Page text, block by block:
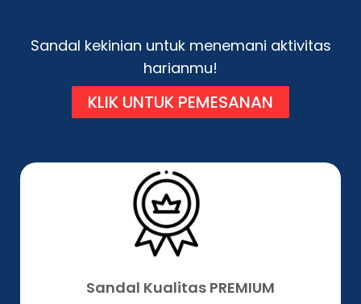
Sandal kekinian untuk menemani aktivitas
harianmu!
KLIK UNTUK PEMESANAN
Sandal Kualitas PREMIUM